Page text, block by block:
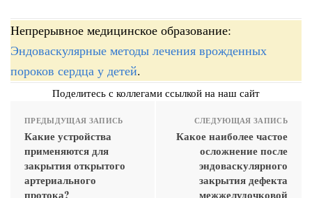
Непрерывное медицинское образование:
Эндоваскулярные методы лечения врожденных
пороков сердца у детей.
Поделитесь с коллегами ссылкой на наш сайт
ПРЕДЫДУЩАЯ ЗАПИСЬ
Какие устройства
применяются для
закрытия открытого
артериального
протока?
СЛЕДУЮЩАЯ ЗАПИСЬ
Какое наиболее частое
осложнение после
эндоваскулярного
закрытия дефекта
межжелудочковой